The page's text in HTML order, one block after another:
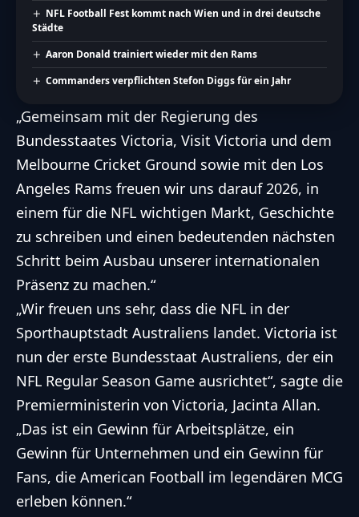
NFL Football Fest kommt nach Wien und in drei deutsche
Städte
Aaron Donald trainiert wieder mit den Rams
Commanders verpflichten Stefon Diggs für ein Jahr
„Gemeinsam mit der Regierung des
Bundesstaates Victoria, Visit Victoria und dem
Melbourne Cricket Ground sowie mit den Los
Angeles Rams freuen wir uns darauf 2026, in
einem für die NFL wichtigen Markt, Geschichte
zu schreiben und einen bedeutenden nächsten
Schritt beim Ausbau unserer internationalen
Präsenz zu machen.“
„Wir freuen uns sehr, dass die NFL in der
Sporthauptstadt Australiens landet. Victoria ist
nun der erste Bundesstaat Australiens, der ein
NFL Regular Season Game ausrichtet“, sagte die
Premierministerin von Victoria, Jacinta Allan.
„Das ist ein Gewinn für Arbeitsplätze, ein
Gewinn für Unternehmen und ein Gewinn für
Fans, die American Football im legendären MCG
erleben können.“